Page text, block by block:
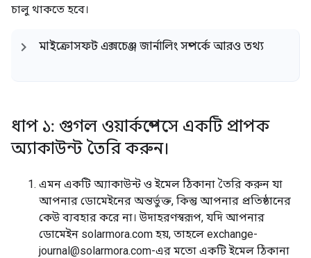
চালু থাকতে হবে।
মাইক্রোসফট এক্সচেঞ্জ জার্নালিং সম্পর্কে আরও তথ্য
ধাপ ১: গুগল ওয়ার্কস্পেসে একটি প্রাপক
অ্যাকাউন্ট তৈরি করুন।
এমন একটি অ্যাকাউন্ট ও ইমেল ঠিকানা তৈরি করুন যা
আপনার ডোমেইনের অন্তর্ভুক্ত, কিন্তু আপনার প্রতিষ্ঠানের
কেউ ব্যবহার করে না। উদাহরণস্বরূপ, যদি আপনার
ডোমেইন solarmora.com হয়, তাহলে exchange-
journal@solarmora.com-এর মতো একটি ইমেল ঠিকানা